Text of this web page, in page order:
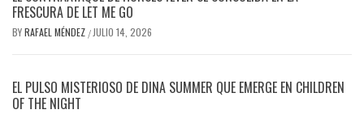
FRESCURA DE LET ME GO
BYRAFAEL MÉNDEZ / JULIO 14, 2026
EL PULSO MISTERIOSO DE DINA SUMMER QUE EMERGE EN CHILDREN
OF THE NIGHT